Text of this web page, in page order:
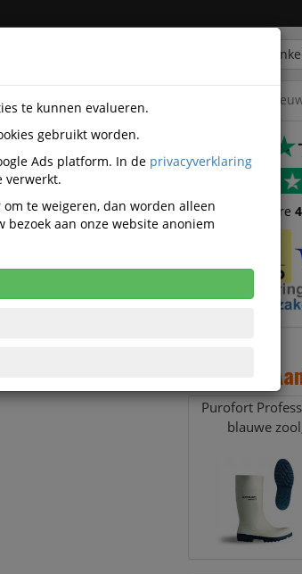
Trustscore
Purofort
blauwe
te kunnen evalueren.
gebruikt worden.
Ads platform. In de privacyverklaring
verwerkt.
te weigeren, dan worden alleen
aan onze website anoniem